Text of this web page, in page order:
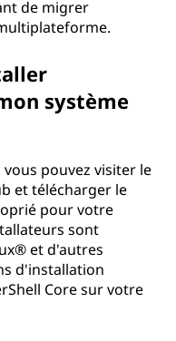
de migrer
système
pouvez visiter le
et télécharger le
pour votre
sont
et d'autres
d'installation
Core sur votre